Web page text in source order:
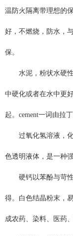
温防火隔离带理想的
好，不燃烧，防水，
保。
水泥，粉状水硬
中硬化或者在水中更
起。cement一词由拉
过氧化氢溶液，
色透明液体，是一种
硬钙以苯酚与苛
得。白色结晶粉末，
成农药、染料、医药